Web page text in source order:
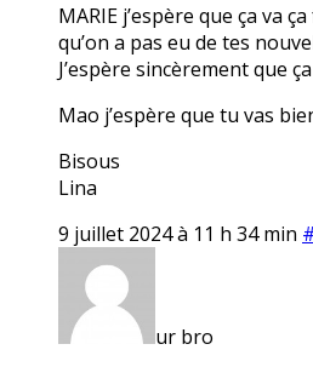
MARIE j’espère que ça va
qu’on a pas eu de tes
J’espère sincèrement que ça
Mao j’espère que tu vas
Bisous
Lina
9 juillet 2024 à 11 h 34 min
ur bro